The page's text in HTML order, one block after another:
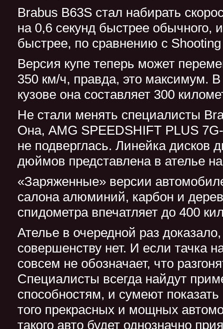
Brabus B63S стал набирать
на 0,6 секунд быстрее обычного,
быстрее, по сравнению с
Версия купе теперь может
350 км/ч, правда, это максимум.
кузове она составляет 300
Не стали менять специалисты
Она, AMG SPEEDSHIFT PLUS
не подверглась. Линейка дисков
дюймов представлена в ателье
«Заряженные» версии
салона алюминий, карбон и
спидометра впечатляет до 400
Ателье в очередной раз
совершенству нет. И если тачка
совсем не обозначает, что
Специалисты всегда найдут
способностям, и сумеют
того прекрасных и мощных
такого авто будет однозначно